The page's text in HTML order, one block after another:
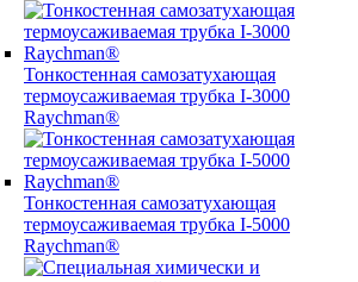
Тонкостенная самозатухающая
термоусаживаемая трубка I-3000
Raychman®
Тонкостенная самозатухающая
термоусаживаемая трубка I-5000
Raychman®